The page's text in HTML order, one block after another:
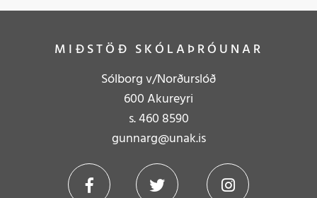
MIÐSTÖÐ SKÓLAÞRÓUNAR
Sólborg v/Norðurslóð
600 Akureyri
s.460 8590
gunnarg@unak.is